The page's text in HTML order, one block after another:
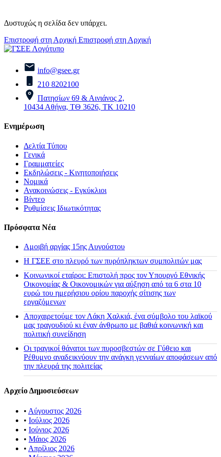
Δυστυχώς η σελίδα δεν υπάρχει.
Επιστροφή στη Αρχική Επιστροφή στη Αρχική
info@gsee.gr
210 8202100
Πατησίων 69 & Αινιάνος 2,
10434 Αθήνα, ΤΘ 3626, ΤΚ 10210
Ενημέρωση
Δελτία Τύπου
Γενικά
Γραμματείες
Εκδηλώσεις - Κινητοποιήσεις
Νομικά
Ανακοινώσεις - Εγκύκλιοι
Βίντεο
Ρυθμίσεις Ιδιωτικότητας
Πρόσφατα Νέα
Αμοιβή αργίας 15ης Αυγούστου
H ΓΣΕΕ στο πλευρό των πυρόπληκτων συμπολιτών μας
Κοινωνικοί εταίροι: Επιστολή προς τον Υπουργό Εθνικής
Οικονομίας & Οικονομικών για αύξηση από τα 6 στα 10
ευρώ του ημερήσιου ορίου παροχής σίτισης των
εργαζόμενων
Αποχαιρετούμε τον Λάκη Χαλκιά, ένα σύμβολο του λαϊκού
μας τραγουδιού κι έναν άνθρωπο με βαθιά κοινωνική και
πολιτική συνείδηση
Οι τραγικοί θάνατοι των πυροσβεστών σε Γύθειο και
Ρέθυμνο αναδεικνύουν την ανάγκη γενναίων αποφάσεων από
την πλευρά της πολιτείας
Αρχείο Δημοσιεύσεων
• Αύγουστος 2026
• Ιούλιος 2026
• Ιούνιος 2026
• Μάιος 2026
• Απρίλιος 2026